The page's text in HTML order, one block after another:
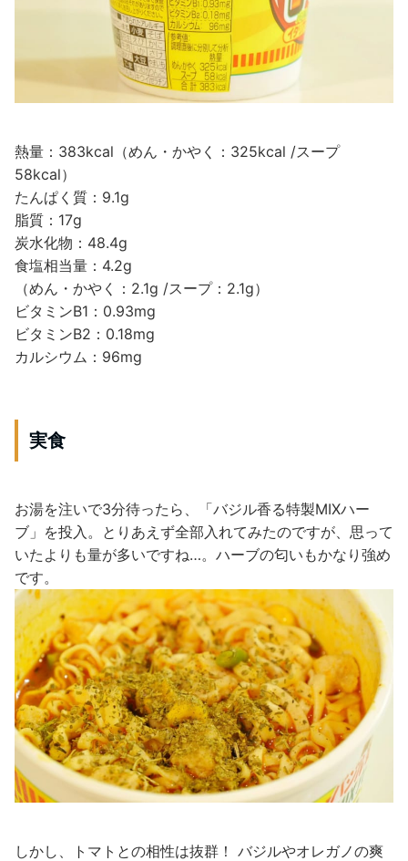
熱量：383kcal（めん・かやく：325kcal /スープ
58kcal）
たんぱく質：9.1g
脂質：17g
炭水化物：48.4g
食塩相当量：4.2g
（めん・かやく：2.1g /スープ：2.1g）
ビタミンB1：0.93mg
ビタミンB2：0.18mg
カルシウム：96mg
実食
お湯を注いで3分待ったら、「バジル香る特製MIXハー
ブ」を投入。とりあえず全部入れてみたのですが、思って
いたよりも量が多いですね…。ハーブの匂いもかなり強め
です。
しかし、トマトとの相性は抜群！ バジルやオレガノの爽